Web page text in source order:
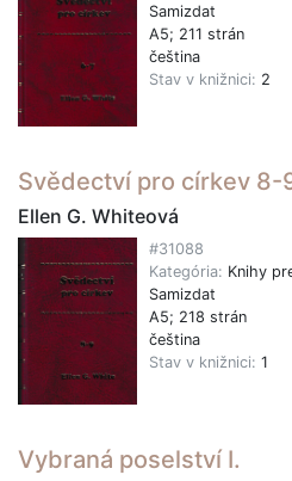
Samizdat
A5; 211 strán
čeština
Stav v knižnici: 2
Svědectví pro církev 8-
Ellen G. Whiteová
#31088
Kategória: Knihy
Samizdat
A5; 218 strán
čeština
Stav v knižnici: 1
Vybraná poselství I.